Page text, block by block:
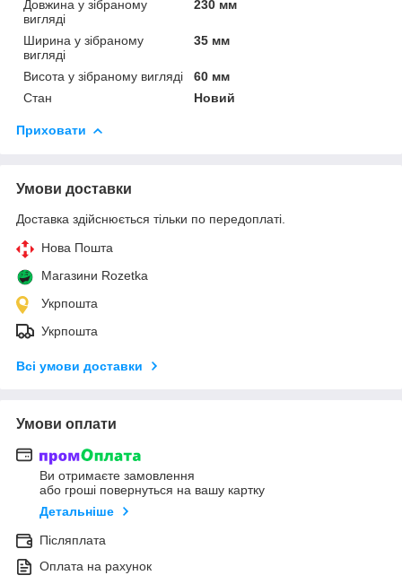
Довжина у зібраному
вигляді
230 мм
Ширина у зібраному
вигляді
35 мм
Висота у зібраному вигляді
60 мм
Стан
Новий
Приховати
Умови доставки
Доставка здійснюється тільки по передоплаті.
Нова Пошта
Магазини Rozetka
Укрпошта
Укрпошта
Всі умови доставки
Умови оплати
Ви отримаєте замовлення
або гроші повернуться на вашу картку
Детальніше
Післяплата
Оплата на рахунок